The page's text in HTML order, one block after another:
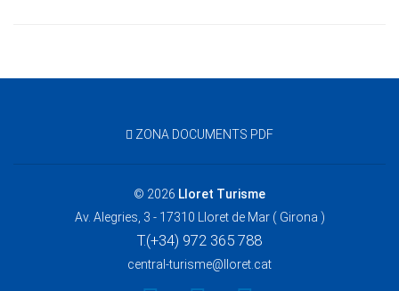
ZONA DOCUMENTS PDF
© 2026 Lloret Turisme
Av. Alegries, 3 - 17310 Lloret de Mar ( Girona )
T.(+34) 972 365 788
central-turisme@lloret.cat